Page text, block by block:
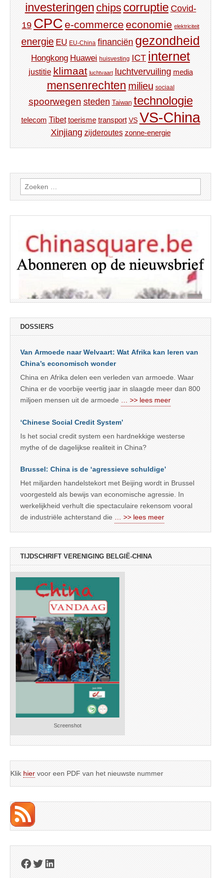
investeringen chips corruptie Covid-
19 CPC e-commerce economie elektriciteit
energie EU EU-China financiën gezondheid
Hongkong Huawei huisvesting ICT internet
justitie klimaat luchtvaart luchtvervuiling media
mensenrechten milieu sociaal
spoorwegen steden Taiwan technologie
telecom Tibet toerisme transport VS VS-China
Xinjiang zijderoutes zonne-energie
Zoeken
naar:
DOSSIERS
Van Armoede naar Welvaart: Wat Afrika kan leren van
China’s economisch wonder
China en Afrika delen een verleden van armoede. Waar
China er de voorbije veertig jaar in slaagde meer dan 800
miljoen mensen uit de armoede
… >> lees meer
‘Chinese Social Credit System’
Is het social credit system een hardnekkige westerse
mythe of de dagelijkse realiteit in China?
Brussel: China is de ‘agressieve schuldige’
Het miljarden handelstekort met Beijing wordt in Brussel
voorgesteld als bewijs van economische agressie. In
werkelijkheid verhult die spectaculaire rekensom vooral
de industriële achterstand die
… >> lees meer
TIJDSCHRIFT VERENIGING BELGIË-CHINA
Screenshot
Klik hier voor een PDF van het nieuwste nummer
Facebook
Twitter
LinkedIn